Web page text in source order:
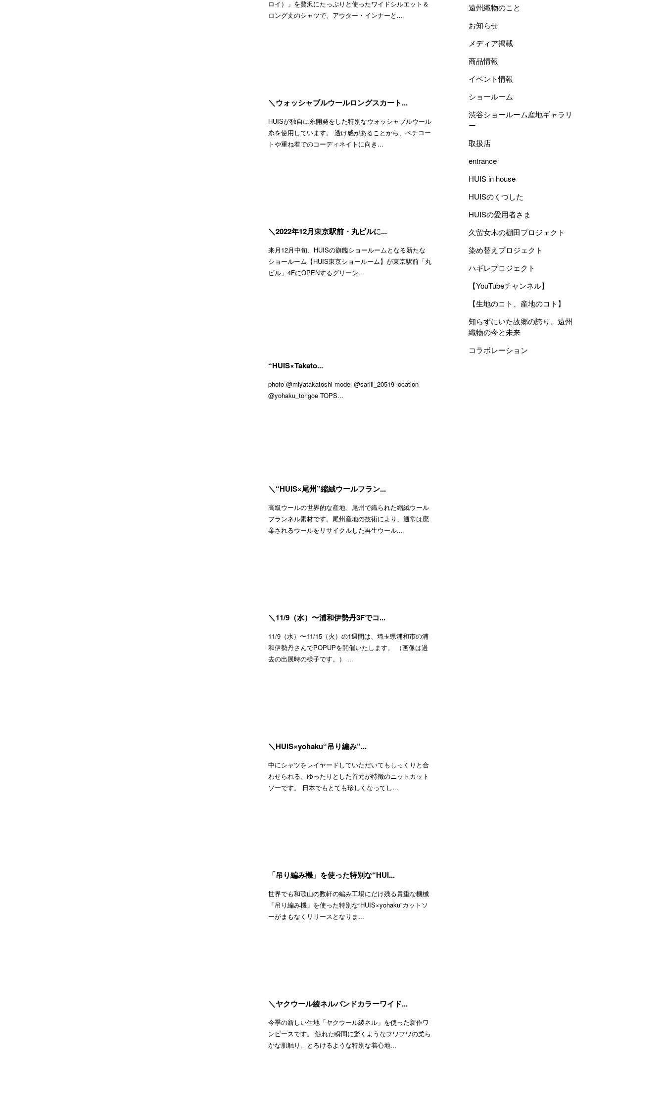
ロイ）」を贅沢にたっぷりと使ったワイドシルエット＆
ロング丈のシャツで、アウター・インナーと...
＼ウォッシャブルウールロングスカート...
HUISが独自に糸開発をした特別なウォッシャブルウール
糸を使用しています。 透け感があることから、ペチコー
トや重ね着でのコーディネイトに向き...
＼2022年12月東京駅前・丸ビルに...
来月12月中旬、HUISの旗艦ショールームとなる新たな
ショールーム【HUIS東京ショールーム】が東京駅前「丸
ビル」4FにOPENするグリーン...
“HUIS×Takato...
photo @miyatakatoshi model @sariii_20519 location
@yohaku_torigoe TOPS...
＼“HUIS×尾州”縮絨ウールフラン...
高級ウールの世界的な産地、尾州で織られた縮絨ウール
フランネル素材です。尾州産地の技術により、通常は廃
棄されるウールをリサイクルした再生ウール...
＼11/9（水）〜浦和伊勢丹3Fでコ...
11/9（水）〜11/15（火）の1週間は、埼玉県浦和市の浦
和伊勢丹さんでPOPUPを開催いたします。 （画像は過
去の出展時の様子です。） ...
＼HUIS×yohaku“吊り編み”...
中にシャツをレイヤードしていただいてもしっくりと合
わせられる、ゆったりとした首元が特徴のニットカット
ソーです。 日本でもとても珍しくなってし...
「吊り編み機」を使った特別な“HUI...
世界でも和歌山の数軒の編み工場にだけ残る貴重な機械
「吊り編み機」を使った特別な“HUIS×yohaku”カットソ
ーがまもなくリリースとなりま...
＼ヤクウール綾ネルバンドカラーワイド...
今季の新しい生地「ヤクウール綾ネル」を使った新作ワ
ンピースです。 触れた瞬間に驚くようなフワフワの柔ら
かな肌触り。とろけるような特別な着心地...
遠州織物のこと
お知らせ
メディア掲載
商品情報
イベント情報
ショールーム
渋谷ショールーム産地ギャラリ
ー
取扱店
entrance
HUIS in house
HUISのくつした
HUISの愛用者さま
久留女木の棚田プロジェクト
染め替えプロジェクト
ハギレプロジェクト
【YouTubeチャンネル】
【生地のコト、産地のコト】
知らずにいた故郷の誇り、遠州
織物の今と未来
コラボレーション